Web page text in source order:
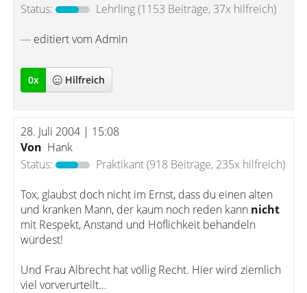
Status:
Lehrling(1153 Beiträge, 37x hilfreich)
--- editiert vom Admin
0x Hilfreich
28. Juli 2004 | 15:08
Von Hank
Status:
Praktikant(918 Beiträge, 235x hilfreich)
Tox, glaubst doch nicht im Ernst, dass du einen alten
und kranken Mann, der kaum noch reden kann nicht
mit Respekt, Anstand und Höflichkeit behandeln
würdest!
Und Frau Albrecht hat völlig Recht. Hier wird ziemlich
viel vorverurteilt...